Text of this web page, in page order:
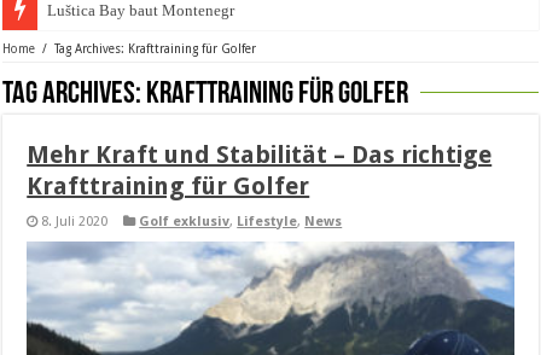
Luštica Bay baut Montenegros er
Home / Tag Archives: Krafttraining für Golfer
Tag Archives: Krafttraining für Golfer
Mehr Kraft und Stabilität – Das richtige
Krafttraining für Golfer
8. Juli 2020 Golf exklusiv, Lifestyle, News